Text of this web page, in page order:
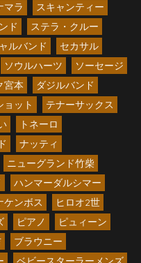
マラ
スキャンティー
ド
ステラ・クルー
ルバンド
セカサル
ソウルハーツ
ソーセージ
宮本
ダジルバンド
ョット
テナーサックス
トネーロ
ナッティ
ニューグランド竹柴
ハンマーダルシマー
ケンボス
ヒロオ2世
ピアノ
ピュィーン
ブラウニー